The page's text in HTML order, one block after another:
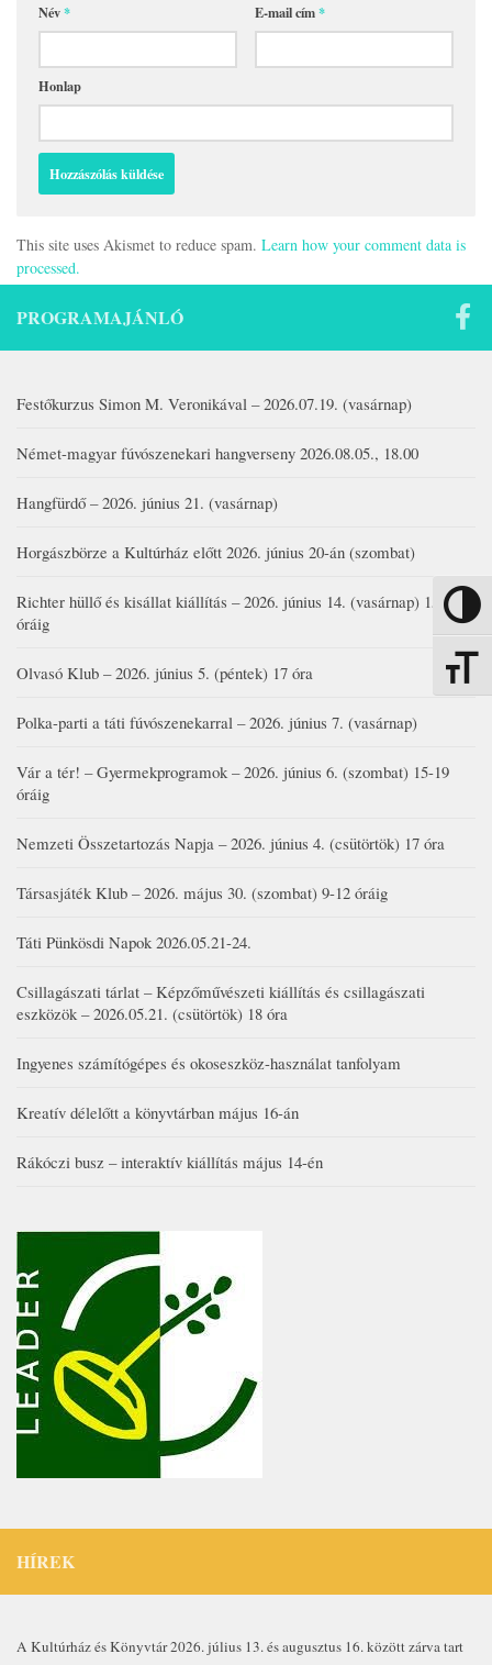
Nagy
Név* E-mail cím*
Honlap
This site uses Akismet to reduce spam. Learn how your comment data is
processed.
PROGRAMAJÁNLÓ
Festőkurzus Simon M. Veronikával – 2026.07.19. (vasárnap)
Német-magyar fúvószenekari hangverseny 2026.08.05., 18.00
Hangfürdő – 2026. június 21. (vasárnap)
Horgászbörze a Kultúrház előtt 2026. június 20-án (szombat)
Richter hüllő és kisállat kiállítás – 2026. június 14. (vasárnap) 15-17
óráig
Olvasó Klub – 2026. június 5. (péntek) 17 óra
Polka-parti a táti fúvószenekarral – 2026. június 7. (vasárnap)
Vár a tér! – Gyermekprogramok – 2026. június 6. (szombat) 15-19
óráig
Nemzeti Összetartozás Napja – 2026. június 4. (csütörtök) 17 óra
Társasjáték Klub – 2026. május 30. (szombat) 9-12 óráig
Táti Pünkösdi Napok 2026.05.21-24.
Csillagászati tárlat – Képzőművészeti kiállítás és csillagászati
eszközök – 2026.05.21. (csütörtök) 18 óra
Ingyenes számítógépes és okoseszköz-használat tanfolyam
Kreatív délelőtt a könyvtárban május 16-án
Rákóczi busz – interaktív kiállítás május 14-én
HÍREK
A Kultúrház és Könyvtár 2026. július 13. és augusztus 16. között zárva tart